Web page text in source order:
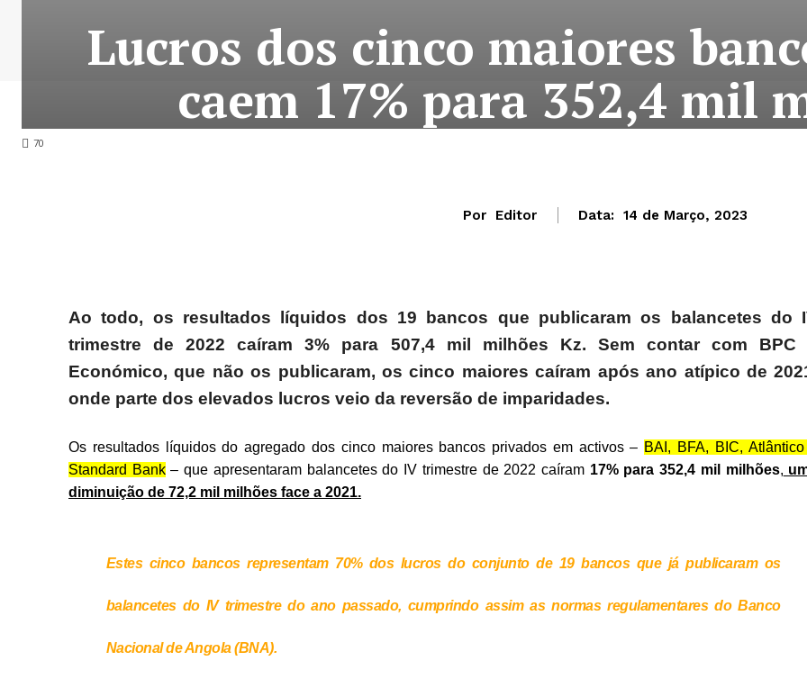
70
Lucros dos cinco maiores
caem 17% para 352,4 mil
Por Editor Data: 14 de Março, 2023
Ao todo, os resultados líquidos dos 19 bancos que publicaram os balancetes do
trimestre de 2022 caíram 3% para 507,4 mil milhões Kz. Sem contar com BPC
Económico, que não os publicaram, os cinco maiores caíram após ano atípico de
onde parte dos elevados lucros veio da reversão de imparidades.
Os resultados líquidos do agregado dos cinco maiores bancos privados em activos – BAI, BFA, BIC,
Standard Bank– que apresentaram balancetes do IV trimestre de 2022 caíram 17% para 352,4 mil milhões,
diminuição de 72,2 mil milhões face a 2021.
Estes cinco bancos representam 70% dos lucros do conjunto de 19 bancos que já publicaram os
balancetes do IV trimestre do ano passado, cumprindo assim as normas regulamentares do Banco
Nacional de Angola (BNA).